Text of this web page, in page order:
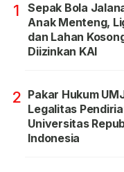
1
Sepak Bola
Anak Menteng,
dan Lahan
Diizinkan KAI
2 Pakar Hukum
Legalitas
Universitas
Indonesia